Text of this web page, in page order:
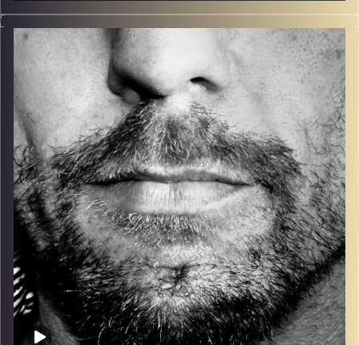
זיפים, מוזיקה מחוספסת של הופעות חיות. הרבה ג'אם, רוק,
בלוז, bluegrass, ג'אז, Fאנק, פרוגרסיב ואפילו אלקטרוניקה.
כל מה שחי, אמיתי ונושם.
עם שמוליק רגב.
קרדיט תמונות: David Goehring